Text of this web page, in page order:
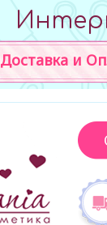
Доставка и